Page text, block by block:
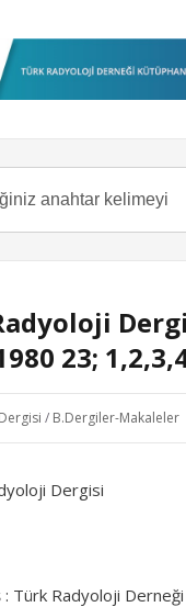
23;
/ B.Dergiler-Makaleler
Dergisi
: Türk Radyoloji